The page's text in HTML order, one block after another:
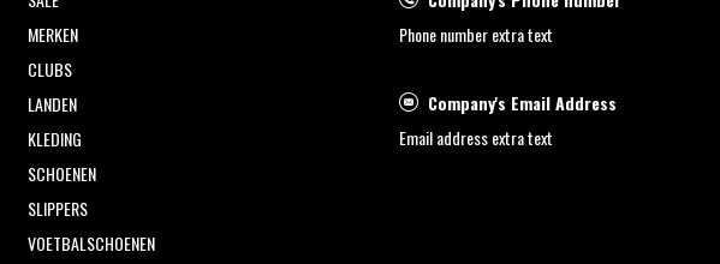
MERKEN
CLUBS
LANDEN
KLEDING
SCHOENEN
SLIPPERS
VOETBALSCHOENEN
Phone number extra text
Company's Email Address
Email address extra text